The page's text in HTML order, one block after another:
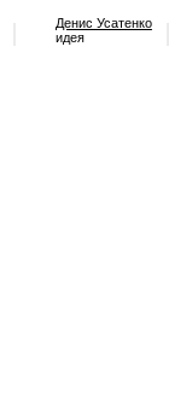
Денис Усатенко
идея